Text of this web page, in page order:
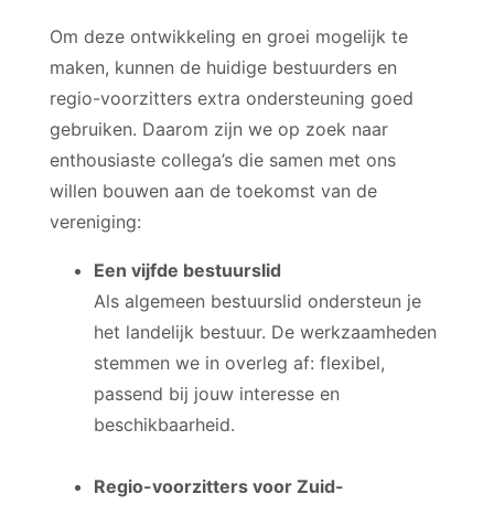
Om deze ontwikkeling en groei mogelijk te
maken, kunnen de huidige bestuurders en
regio-voorzitters extra ondersteuning goed
gebruiken. Daarom zijn we op zoek naar
enthousiaste collega’s die samen met ons
willen bouwen aan de toekomst van de
vereniging:
Een vijfde bestuurslid
Als algemeen bestuurslid ondersteun je
het landelijk bestuur. De werkzaamheden
stemmen we in overleg af: flexibel,
passend bij jouw interesse en
beschikbaarheid.
Regio-voorzitters voor Zuid-